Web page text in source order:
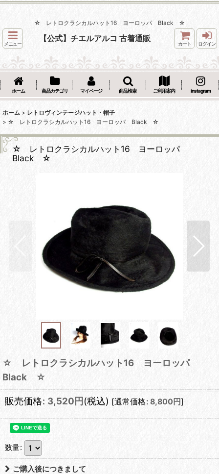
☆ レトロクラシカルハット16 ヨーロッパ Black ☆
メニュー
【公式】チエルアルコ 古着通販
カート ログイン
ホーム 商品カテゴリ マイページ 商品検索 ご利用案内 instagram
ホーム > レトロヴィンテージハット・帽子
> ☆ レトロクラシカルハット16 ヨーロッパ Black ☆
☆ レトロクラシカルハット16 ヨーロッパ
Black ☆
☆ レトロクラシカルハット16 ヨーロッパ
Black ☆
販売価格: 3,520 円 (税込) [通常価格: 8,800 円]
数量:
ご購入後につきまして